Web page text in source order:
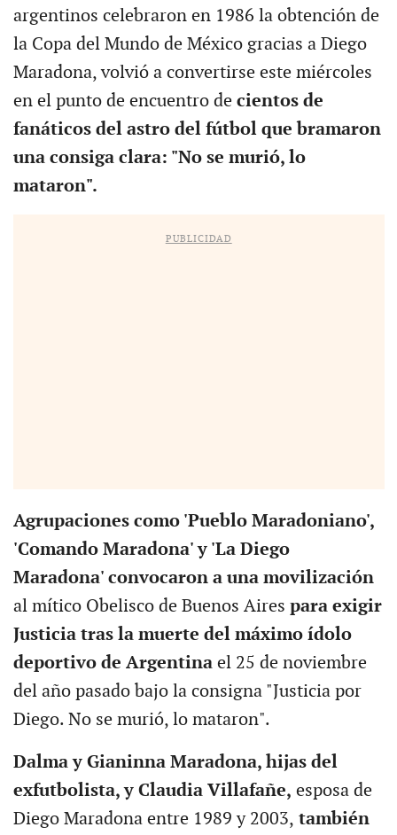
argentinos celebraron en 1986 la obtención de
la Copa del Mundo de México gracias a Diego
Maradona, volvió a convertirse este miércoles
en el punto de encuentro decientos de
fanáticos del astro del fútbol que bramaron
una consiga clara: "No se murió, lo
mataron".
PUBLICIDAD
Agrupaciones como 'Pueblo Maradoniano',
'Comando Maradona' y 'La Diego
Maradona' convocaron a una movilización
al mítico Obelisco de Buenos Aires para exigir
Justicia tras la muerte del máximo ídolo
deportivo de Argentina el 25 de noviembre
del año pasado bajo la consigna "Justicia por
Diego. No se murió, lo mataron".
Dalma y Gianinna Maradona, hijas del
exfutbolista, y Claudia Villafañe, esposa de
Diego Maradona entre 1989 y 2003, también